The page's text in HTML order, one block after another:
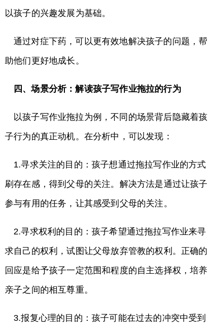
以孩子的兴趣发展为基础。
通过对症下药，可以更有效地解决孩子的问题，帮
助他们更好地成长。
四、场景分析：解读孩子写作业拖拉的行为
以孩子写作业拖拉为例，不同的场景背后隐藏着孩
子行为的真正动机。在分析中，可以发现：
1.寻求关注的目的：孩子想通过拖拉写作业的方式
刷存在感，得到父母的关注。解决方法是通过让孩子
参与有用的任务，让其感受到父母的关注。
2.寻求权利的目的：孩子希望通过拖拉写作业来寻
求自己的权利，试图让父母放弃管教的权利。正确的
回应是给予孩子一定范围和程度的自主选择权，培养
亲子之间的相互尊重。
3.报复心理的目的：孩子可能在过去的冲突中受到